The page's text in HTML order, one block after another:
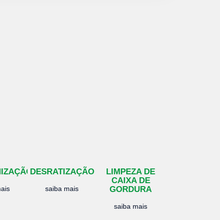
DESRATIZAÇÃO
saiba mais
LIMPEZA DE
CAIXA DE
GORDURA
saiba mais